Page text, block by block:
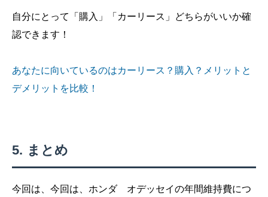
自分にとって「購入」「カーリース」どちらがいいか確
認できます！
あなたに向いているのはカーリース？購入？メリットと
デメリットを比較！
まとめ
今回は、今回は、ホンダ オデッセイの年間維持費につ